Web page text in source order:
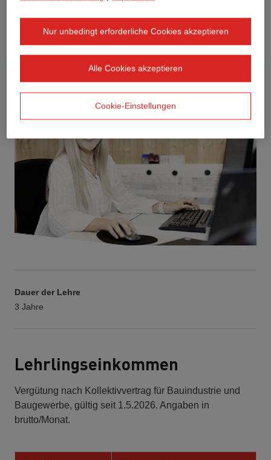
Dauer der Lehre
3 Jahre
Lehrlingseinkommen
Vergütung nach Kollektivvertrag für Bauindustrie und
Baugewerbe, gültig seit 1.5.2026. Angaben in
brutto/Monat.
Nur unbedingt erforderliche Cookies akzeptieren
Alle Cookies akzeptieren
Cookie-Einstellungen